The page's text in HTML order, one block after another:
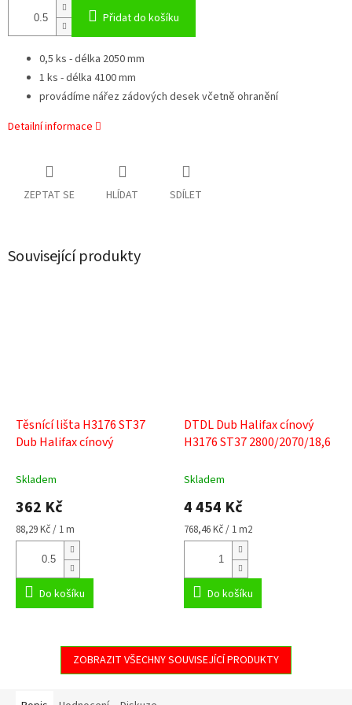
Přidat do košíku
0,5 ks - délka 2050 mm
1 ks - délka 4100 mm
provádíme nářez zádových desek včetně ohranění
Detailní informace
ZEPTAT SE HLÍDAT SDÍLET
Související produkty
Těsnící lišta H3176 ST37
Dub Halifax cínový
Skladem
362 Kč
Měrná
cena:
88,29 Kč / 1 m
Do košíku
DTDL Dub Halifax cínový
H3176 ST37 2800/2070/18,6
Skladem
4 454 Kč
Měrná
cena:
768,46 Kč / 1 m2
Do košíku
ZOBRAZIT VŠECHNY SOUVISEJÍCÍ PRODUKTY